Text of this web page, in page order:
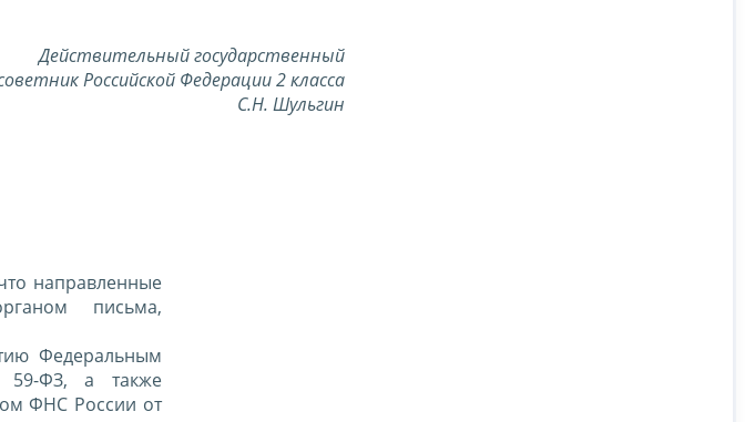
Действительный государственный
Российской Федерации 2 класса
С.Н. Шульгин
направленные
письма,
Федеральным
59-ФЗ, а также
ФНС России от